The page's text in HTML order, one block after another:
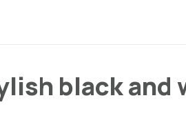
black and